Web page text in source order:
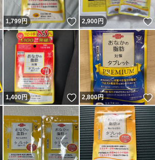
いいね！
1,799円 いいね！
2,900円
いいね！
1,400円 いいね！
2,800円